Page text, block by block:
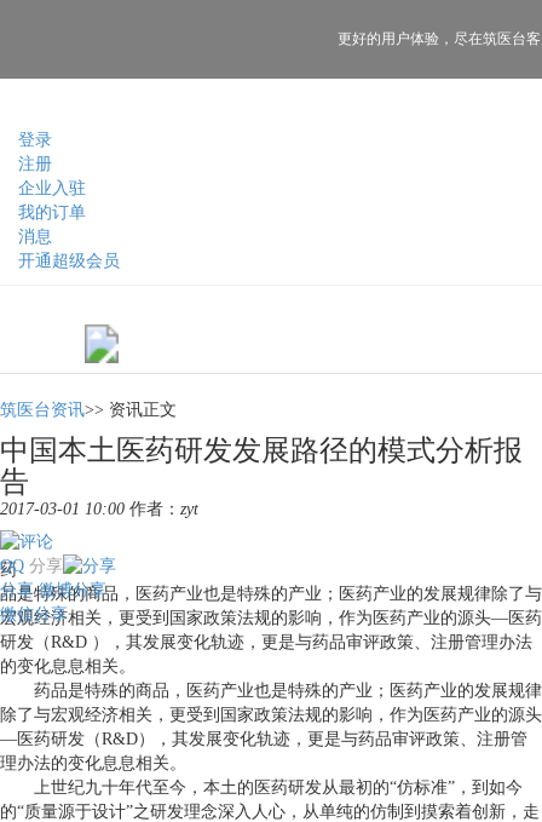
登录
注册
企业入驻
我的订单
消息
开通超级会员
更好的用户体验， 尽在筑医台
筑医台资讯>> 资讯正文
中国本土医药研发发展路径的模式分析报
告
2017-03-01 10:00 作者： zyt
分享
QQ
分享 微博分享
微信分享
药
品是特殊的商品，医药产业也是特殊的产业；医药产业的发展规律除了与
宏观经济相关，更受到国家政策法规的影响，作为医药产业的源头—医药
研发（R&D ），其发展变化轨迹，更是与药品审评政策、注册管理办法
的变化息息相关。
药品是特殊的商品，医药产业也是特殊的产业；医药产业的发展规律
除了与宏观经济相关，更受到国家政策法规的影响，作为医药产业的源头
—医药研发（R&D），其发展变化轨迹，更是与药品审评政策、注册管
理办法的变化息息相关。
上世纪九十年代至今，本土的医药研发从最初的“仿标准”，到如今
的“质量源于设计”之研发理念深入人心，从单纯的仿制到摸索着创新，走